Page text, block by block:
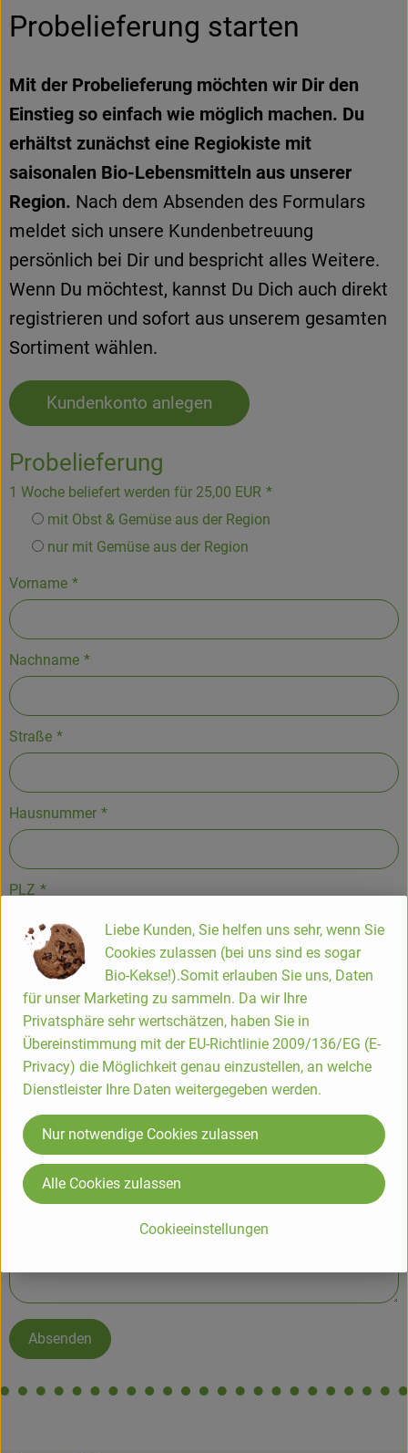
Kühltheke
Küchenzauber
Über den Tag
TrinkBar
NonFood & Saaten
Großgebinde
So geht’s
Service
Probelieferung starten
Mit der Probelieferung möchten wir Dir den
Einstieg so einfach wie möglich machen. Du
erhältst zunächst eine Regiokiste mit
saisonalen Bio-Lebensmitteln aus unserer
Region. Nach dem Absenden des Formulars
meldet sich unsere Kundenbetreuung
persönlich bei Dir und bespricht alles Weitere.
Wenn Du möchtest, kannst Du Dich auch direkt
registrieren und sofort aus unserem gesamten
Sortiment wählen.
Kundenkonto anlegen
Probelieferung
1 Woche beliefert werden für 25,00 EUR *
mit Obst & Gemüse aus der Region
nur mit Gemüse aus der Region
Vorname *
Nachname *
Straße *
Hausnummer *
PLZ *
*
Telefon *
E-Mail *
Deine Nachricht an uns
Absenden
Liebe Kunden, Sie helfen uns sehr, wenn Sie
Cookies zulassen (bei uns sind es sogar
Bio-Kekse!).Somit erlauben Sie uns, Daten
für unser Marketing zu sammeln. Da wir Ihre
Privatsphäre sehr wertschätzen, haben Sie in
Übereinstimmung mit der EU-Richtlinie 2009/136/EG (E-
Privacy) die Möglichkeit genau einzustellen, an welche
Dienstleister Ihre Daten weitergegeben werden.
Cookieeinstellungen
Nur notwendige Cookies zulassen
Alle Cookies zulassen